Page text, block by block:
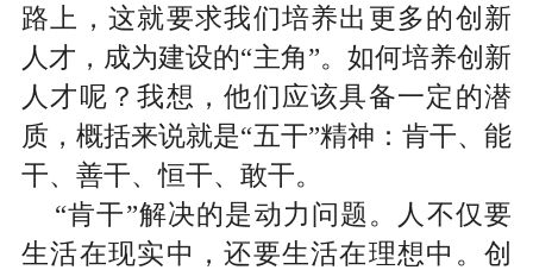
路上，这就要求我们培养出更多的创新
人才，成为建设的“主角”。如何培养创新
人才呢？我想，他们应该具备一定的潜
质，概括来说就是“五干”精神：肯干、能
干、善干、恒干、敢干。
“肯干”解决的是动力问题。人不仅要
生活在现实中，还要生活在理想中。创